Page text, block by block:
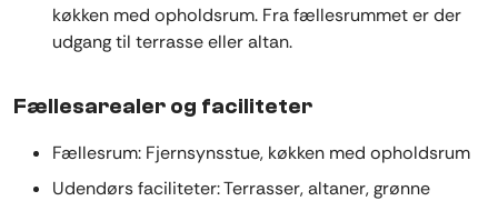
køkken med opholdsrum. Fra fællesrummet er der
udgang til terrasse eller altan.
Fællesarealer og faciliteter
Fællesrum: Fjernsynsstue, køkken med opholdsrum
Udendørs faciliteter: Terrasser, altaner, grønne